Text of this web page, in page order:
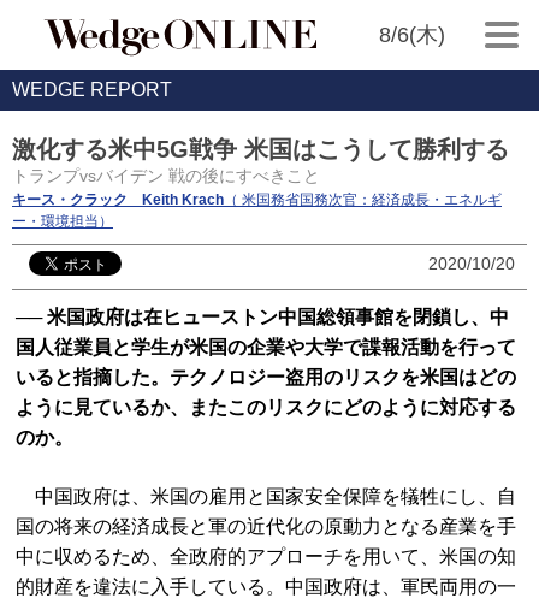
8/6(木)
WEDGE REPORT
激化する米中5G戦争 米国はこうして勝利する
トランプvsバイデン 戦の後にすべきこと
キース・クラック Keith Krach （ 米国務省国務次官：経済成長・エネルギ
ー・環境担当）
2020/10/20
── 米国政府は在ヒューストン中国総領事館を閉鎖し、中
国人従業員と学生が米国の企業や大学で諜報活動を行って
いると指摘した。テクノロジー盗用のリスクを米国はどの
ように見ているか、またこのリスクにどのように対応する
のか。
中国政府は、米国の雇用と国家安全保障を犠牲にし、自
国の将来の経済成長と軍の近代化の原動力となる産業を手
中に収めるため、全政府的アプローチを用いて、米国の知
的財産を違法に入手している。中国政府は、軍民両用の一